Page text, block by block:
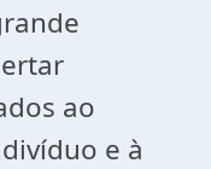
ao
e à